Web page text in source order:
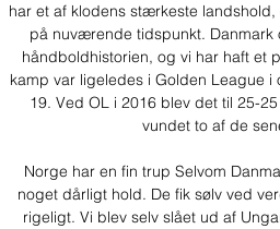
har et af klodens stærkeste
på nuværende tidspunkt.
håndboldhistorien, og vi har haft et
kamp var ligeledes i Golden League
19. Ved OL i 2016 blev det til 25-
vundet to af de
Norge har en fin trup Selvom
noget dårligt hold. De fik sølv ved
rigeligt. Vi blev selv slået ud af